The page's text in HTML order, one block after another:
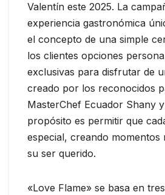
Valentín este 2025. La
experiencia gastronómica
el concepto de una simple
los clientes opciones
exclusivas para disfrutar de
creado por los reconocidos
MasterChef Ecuador Shany
propósito es permitir que
especial, creando momentos
su ser querido.
«Love Flame» se basa en